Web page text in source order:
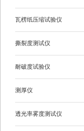
瓦楞纸压缩试验仪
撕裂度测试仪
耐破度试验仪
测厚仪
透光率雾度测试仪